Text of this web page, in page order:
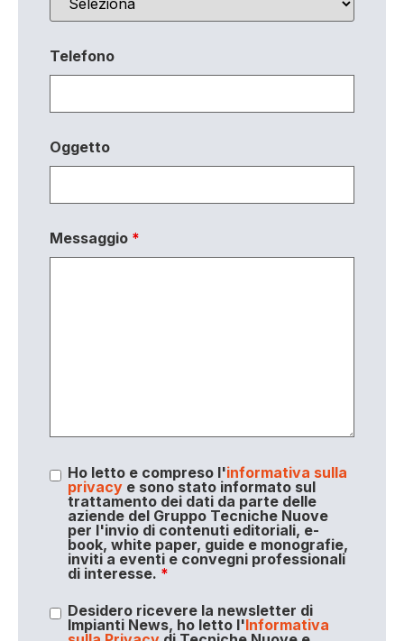
Telefono
Oggetto
Messaggio *
Ho letto e compreso l'informativa sulla
privacye sono stato informato sul
trattamento dei dati da parte delle
aziende del Gruppo Tecniche Nuove
per l'invio di contenuti editoriali, e-
book, white paper, guide e monografie,
inviti a eventi e convegni professionali
di interesse. *
Desidero ricevere la newsletter di
Impianti News, ho letto l'Informativa